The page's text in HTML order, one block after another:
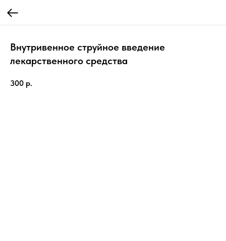
Внутривенное струйное введение
лекарственного средства
300 р.